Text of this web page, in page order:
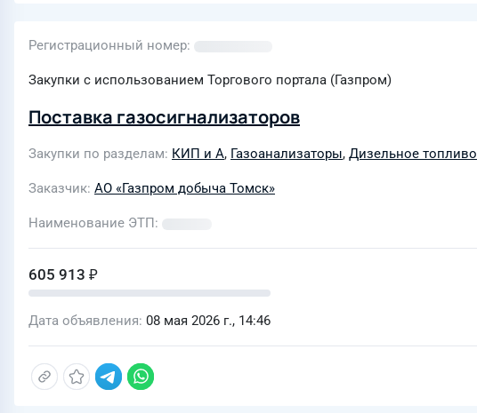
Регистрационный номер
Закупки с использованием Торгового портала (Газпром)
Поставка газосигнализаторов
Закупки по разделам КИП и А, Газоанализаторы, Дизельное топливо
Заказчик АО «Газпром добыча Томск»
Наименование ЭТП
605 913 ₽
Дата объявления 08 мая 2026 г., 14:46